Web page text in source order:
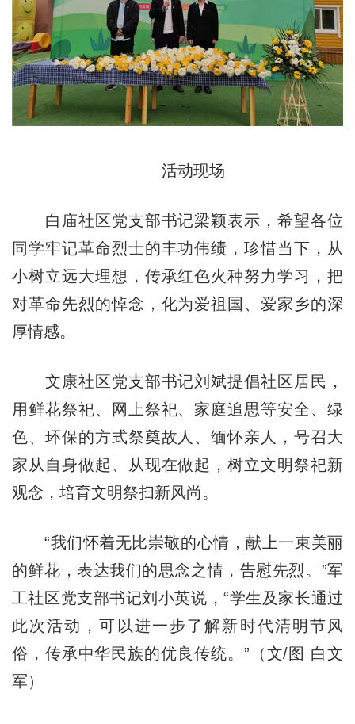
活动现场
白庙社区党支部书记梁颖表示，希望各位
同学牢记革命烈士的丰功伟绩，珍惜当下，从
小树立远大理想，传承红色火种努力学习，把
对革命先烈的悼念，化为爱祖国、爱家乡的深
厚情感。
文康社区党支部书记刘斌提倡社区居民，
用鲜花祭祀、网上祭祀、家庭追思等安全、绿
色、环保的方式祭奠故人、缅怀亲人，号召大
家从自身做起、从现在做起，树立文明祭祀新
观念，培育文明祭扫新风尚。
“我们怀着无比崇敬的心情，献上一束美丽
的鲜花，表达我们的思念之情，告慰先烈。”军
工社区党支部书记刘小英说，“学生及家长通过
此次活动，可以进一步了解新时代清明节风
俗，传承中华民族的优良传统。”（文/图 白文
军）